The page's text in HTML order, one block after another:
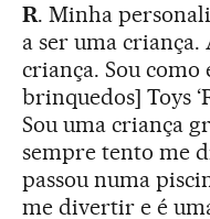
R. Minha
a ser uma
criança. Sou como
brinquedos] Toys
Sou uma criança
sempre tento me
passou numa
me divertir e é